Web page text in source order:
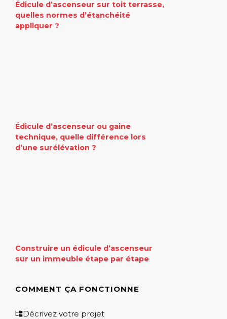
Édicule d’ascenseur sur toit terrasse,
quelles normes d’étanchéité
appliquer ?
Édicule d’ascenseur ou gaine
technique, quelle différence lors
d’une surélévation ?
Construire un édicule d’ascenseur
sur un immeuble étape par étape
COMMENT ÇA FONCTIONNE
Décrivez votre projet